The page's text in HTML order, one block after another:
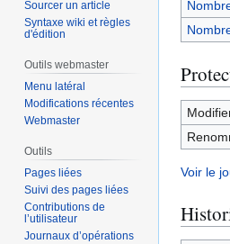
Voir le
Sourcer un article
Syntaxe wiki et règles
d'édition
Outils webmaster
Menu latéral
Modifications récentes
Webmaster
Outils
Pages liées
Suivi des pages liées
Contributions de
l’utilisateur
Journaux d’opérations